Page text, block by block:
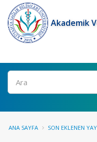
Akademik
Ara
ANA SAYFA SON EKLENEN